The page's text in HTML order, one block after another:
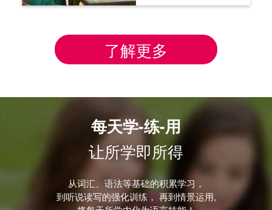
了解更多
每天学-练-用
让所学即所得
从词汇、语法等基础的积累学习，
到听说读写的强化训练， 再到情景运用,